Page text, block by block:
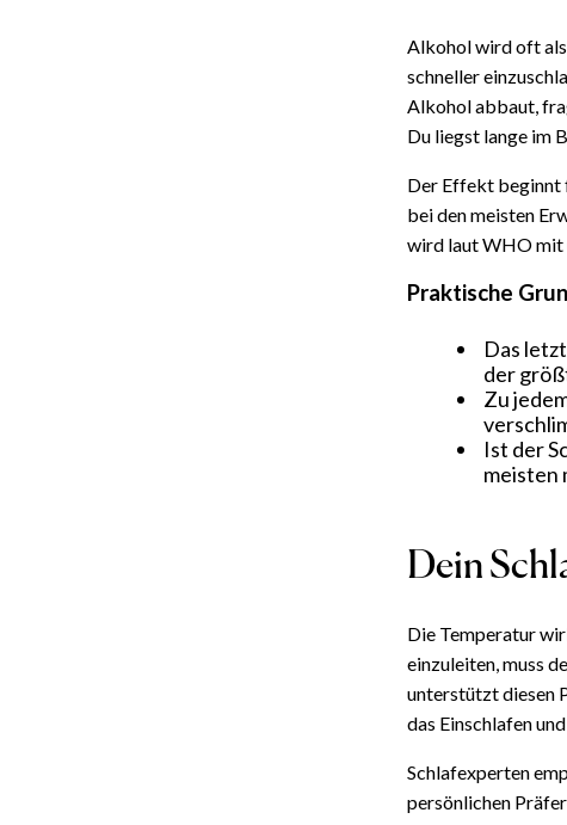
Alkohol wird oft
schneller
Alkohol abbaut,
Du liegst lange im
Der Effekt beginnt
bei den meisten
wird laut WHO mit
Praktische
Das
der
Zu
Ist der
meisten
Dein
Die Temperatur
einzuleiten, muss
unterstützt diesen
das Einschlafen
Schlafexperten
persönlichen